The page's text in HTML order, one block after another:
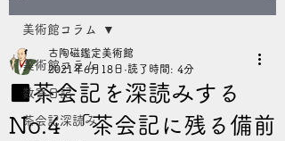
美術館コラム
数寄日記
茶会記深読み
美術館コラム
■茶会記を深読みする
No.4 「茶会記に残る備前
古陶磁鑑定美術館
2021年6月18日 読了時間: 4分